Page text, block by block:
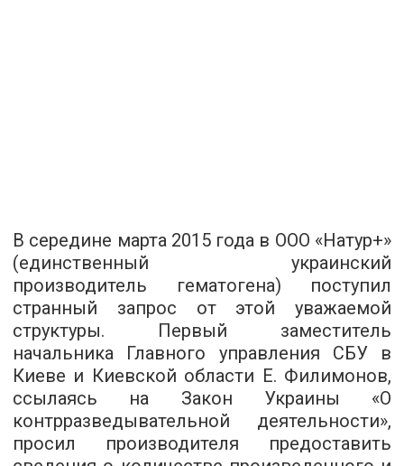
В середине марта 2015 года в ООО «Натур+»
(единственный украинский
производитель гематогена) поступил
странный запрос от этой уважаемой
структуры. Первый заместитель
начальника Главного управления СБУ в
Киеве и Киевской области Е. Филимонов,
ссылаясь на Закон Украины «О
контрразведывательной деятельности»,
просил производителя предоставить